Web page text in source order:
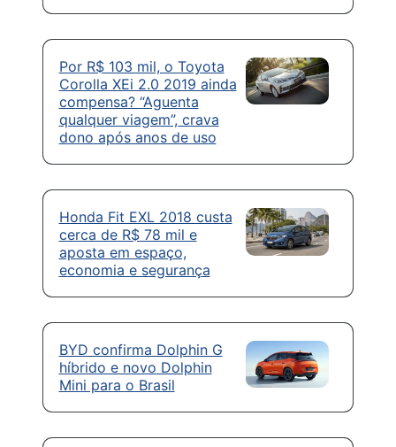
Por R$ 103 mil, o Toyota
Corolla XEi 2.0 2019 ainda
compensa? “Aguenta
qualquer viagem”, crava
dono após anos de uso
Honda Fit EXL 2018 custa
cerca de R$ 78 mil e
aposta em espaço,
economia e segurança
BYD confirma Dolphin G
híbrido e novo Dolphin
Mini para o Brasil